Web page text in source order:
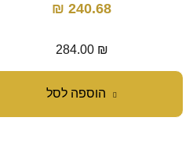
הוספה לסל
240.68
₪
284.00 ₪